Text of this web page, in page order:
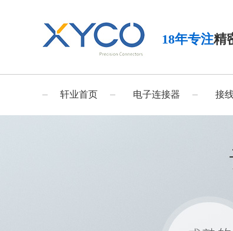
18年专注精
轩业首页 电子连接器 接